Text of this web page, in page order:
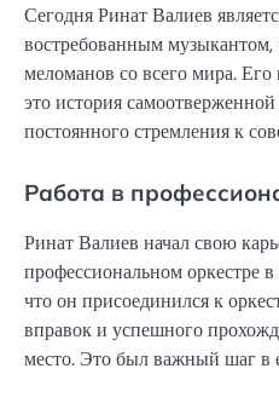
Сегодня Ринат Валиев
востребованным музыкантом,
меломанов со всего мира.
это история
постоянного стремления к
Работа в
Ринат Валиев начал свою
профессиональном оркестре
что он присоединился к
вправок и успешного
место. Это был важный шаг в